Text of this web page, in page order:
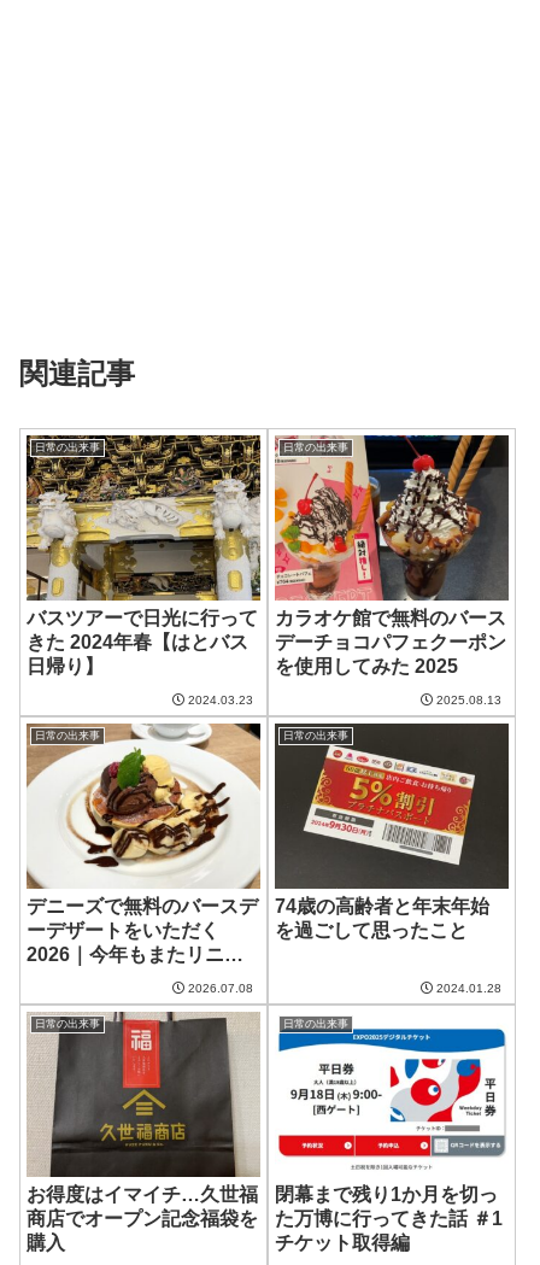
関連記事
日常の出来事
バスツアーで日光に行って
きた 2024年春【はとバス
日帰り】
2024.03.23
日常の出来事
カラオケ館で無料のバース
デーチョコパフェクーポン
を使用してみた 2025
2025.08.13
日常の出来事
デニーズで無料のバースデ
ーデザートをいただく
2026｜今年もまたリニュ
2026.07.08
日常の出来事
74歳の高齢者と年末年始
を過ごして思ったこと
2024.01.28
日常の出来事
お得度はイマイチ…久世福
商店でオープン記念福袋を
購入
日常の出来事
閉幕まで残り1か月を切っ
た万博に行ってきた話 ＃1
チケット取得編